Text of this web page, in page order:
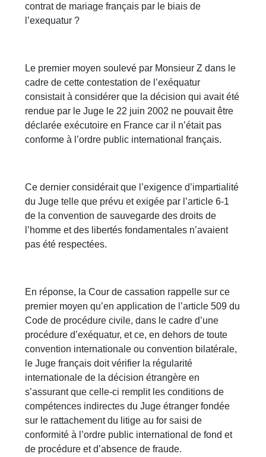
contrat de mariage français par le biais de
l’exequatur ?
Le premier moyen soulevé par Monsieur Z dans le
cadre de cette contestation de l’exéquatur
consistait à considérer que la décision qui avait été
rendue par le Juge le 22 juin 2002 ne pouvait être
déclarée exécutoire en France car il n’était pas
conforme à l’ordre public international français.
Ce dernier considérait que l’exigence d’impartialité
du Juge telle que prévu et exigée par l’article 6-1
de la convention de sauvegarde des droits de
l’homme et des libertés fondamentales n’avaient
pas été respectées.
En réponse, la Cour de cassation rappelle sur ce
premier moyen qu’en application de l’article 509 du
Code de procédure civile, dans le cadre d’une
procédure d’exéquatur, et ce, en dehors de toute
convention internationale ou convention bilatérale,
le Juge français doit vérifier la régularité
internationale de la décision étrangère en
s’assurant que celle-ci remplit les conditions de
compétences indirectes du Juge étranger fondée
sur le rattachement du litige au for saisi de
conformité à l’ordre public international de fond et
de procédure et d’absence de fraude.